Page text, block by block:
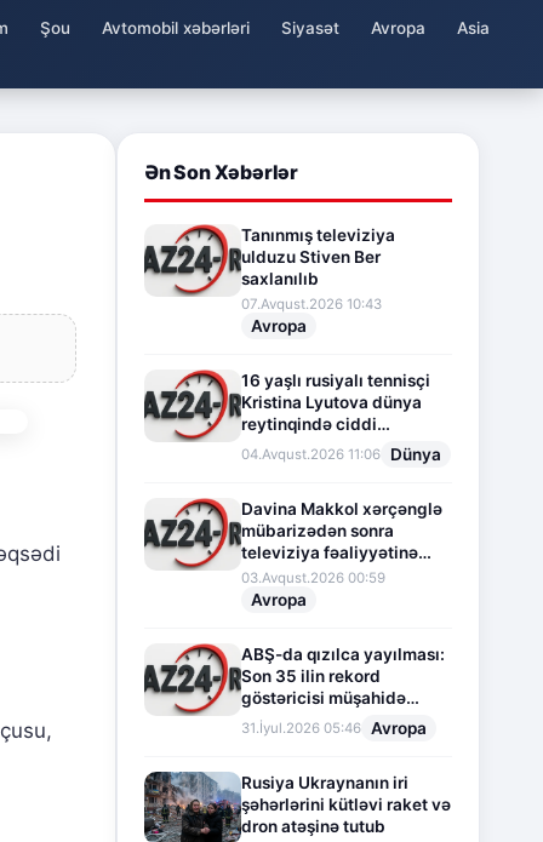
Şou Avtomobil xəbərləri Siyasət Avropa
Asia
Ən Son Xəbərlər
Tanınmış televiziya
ulduzu Stiven Ber
saxlanılıb
07.Avqust.2026 10:43
Avropa
16 yaşlı rusiyalı tennisçi
Kristina Lyutova dünya
reytinqində ciddi
irəliləyişə imza atdı
04.Avqust.2026 11:06 Dünya
Davina Makkol xərçənglə
mübarizədən sonra
televiziya fəaliyyətinə
fasilə verir
03.Avqust.2026 00:59
Avropa
ABŞ-da qızılca yayılması:
Son 35 ilin rekord
göstəricisi müşahidə
olunur
31.İyul.2026 05:46 Avropa
Rusiya Ukraynanın iri
şəhərlərini kütləvi raket və
dron atəşinə tutub